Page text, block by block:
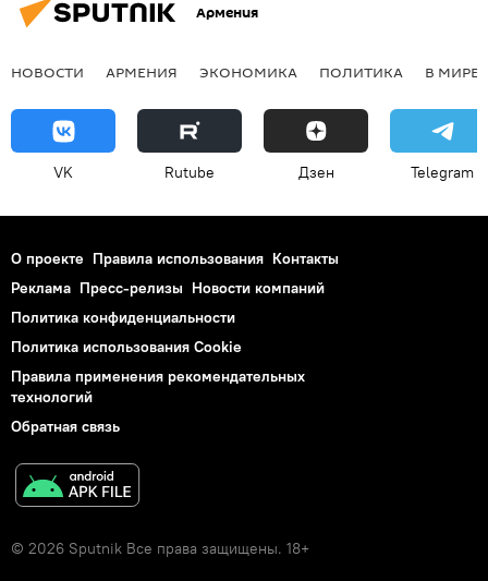
Армения
НОВОСТИ АРМЕНИЯ ЭКОНОМИКА ПОЛИТИКА В МИРЕ
VK Rutube Дзен Telegram
О проекте Правила использования Контакты
Реклама Пресс-релизы Новости компаний
Политика конфиденциальности
Политика использования Cookie
Правила применения рекомендательных
технологий
Обратная связь
© 2026 Sputnik Все права защищены. 18+